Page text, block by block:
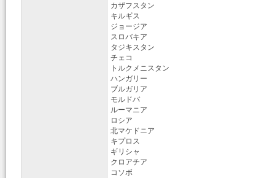
カザフスタン
キルギス
ジョージア
スロバキア
タジキスタン
チェコ
トルクメニスタン
ハンガリー
ブルガリア
モルドバ
ルーマニア
ロシア
北マケドニア
キプロス
ギリシャ
クロアチア
コソボ